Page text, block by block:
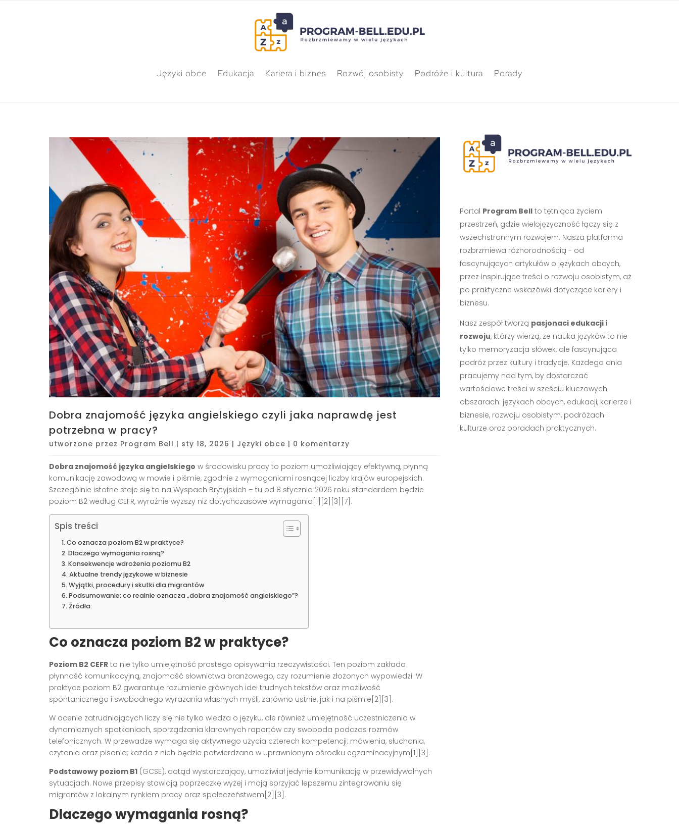
Języki obce Edukacja Kariera i biznes Rozwój osobisty Podróże i kultura Porady
Dobra znajomość języka angielskiego czyli jaka naprawdę jest
potrzebna w pracy?
utworzone przez Program Bell | sty 18, 2026 | Języki obce | 0 komentarzy
Dobra znajomość języka angielskiego w środowisku pracy to poziom umożliwiający efektywną, płynną
komunikację zawodową w mowie i piśmie, zgodnie z wymaganiami rosnącej liczby krajów europejskich.
Szczególnie istotne staje się to na Wyspach Brytyjskich – tu od 8 stycznia 2026 roku standardem będzie
poziom B2 według CEFR, wyraźnie wyższy niż dotychczasowe wymagania[1][2][3][7].
Spis treści
Co oznacza poziom B2 w praktyce?
Dlaczego wymagania rosną?
Konsekwencje wdrożenia poziomu B2
Aktualne trendy językowe w biznesie
Wyjątki, procedury i skutki dla migrantów
Podsumowanie: co realnie oznacza „dobra znajomość angielskiego”?
Źródła:
Co oznacza poziom B2 w praktyce?
Poziom B2 CEFR to nie tylko umiejętność prostego opisywania rzeczywistości. Ten poziom zakłada
płynność komunikacyjną, znajomość słownictwa branżowego, czy rozumienie złożonych wypowiedzi. W
praktyce poziom B2 gwarantuje rozumienie głównych idei trudnych tekstów oraz możliwość
spontanicznego i swobodnego wyrażania własnych myśli, zarówno ustnie, jak i na piśmie[2][3].
W ocenie zatrudniających liczy się nie tylko wiedza o języku, ale również umiejętność uczestniczenia w
dynamicznych spotkaniach, sporządzania klarownych raportów czy swoboda podczas rozmów
telefonicznych. W przewadze wymaga się aktywnego użycia czterech kompetencji: mówienia, słuchania,
czytania oraz pisania; każda z nich będzie potwierdzana w uprawnionym ośrodku egzaminacyjnym[1][3].
Podstawowy poziom B1 (GCSE), dotąd wystarczający, umożliwiał jedynie komunikację w przewidywalnych
sytuacjach. Nowe przepisy stawiają poprzeczkę wyżej i mają sprzyjać lepszemu zintegrowaniu się
migrantów z lokalnym rynkiem pracy oraz społeczeństwem[2][3].
Dlaczego wymagania rosną?
Portal Program Bellto tętniąca życiem
przestrzeń, gdzie wielojęzyczność łączy się z
wszechstronnym rozwojem. Nasza platforma
rozbrzmiewa różnorodnością - od
fascynujących artykułów o językach obcych,
przez inspirujące treści o rozwoju osobistym, aż
po praktyczne wskazówki dotyczące kariery i
biznesu.
Nasz zespół tworzą pasjonaci edukacji i
rozwoju, którzy wierzą, że nauka języków to nie
tylko memoryzacja słówek, ale fascynująca
podróż przez kultury i tradycje. Każdego dnia
pracujemy nad tym, by dostarczać
wartościowe treści w sześciu kluczowych
obszarach: językach obcych, edukacji, karierze i
biznesie, rozwoju osobistym, podróżach i
kulturze oraz poradach praktycznych.